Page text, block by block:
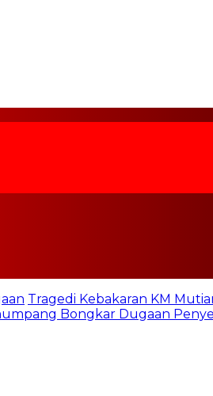
Tragedi Kebakaran KM
Bongkar Dugaan